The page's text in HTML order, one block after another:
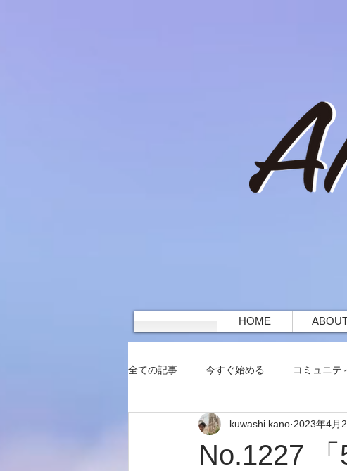
HOME
全ての記事 今すぐ始める コミュニテ
No.1227
kuwashi kano 2023年4月